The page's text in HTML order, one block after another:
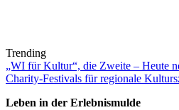
Trending
„WI für Kultur“, die Zweite – Heute
Charity-Festivals für regionale
Leben in der Erlebnismulde